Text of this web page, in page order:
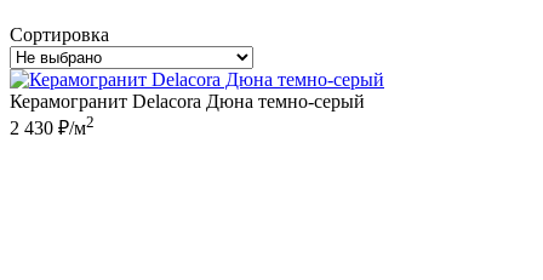
Сортировка
Керамогранит Delacora Дюна темно-серый
2 430 ₽/м2